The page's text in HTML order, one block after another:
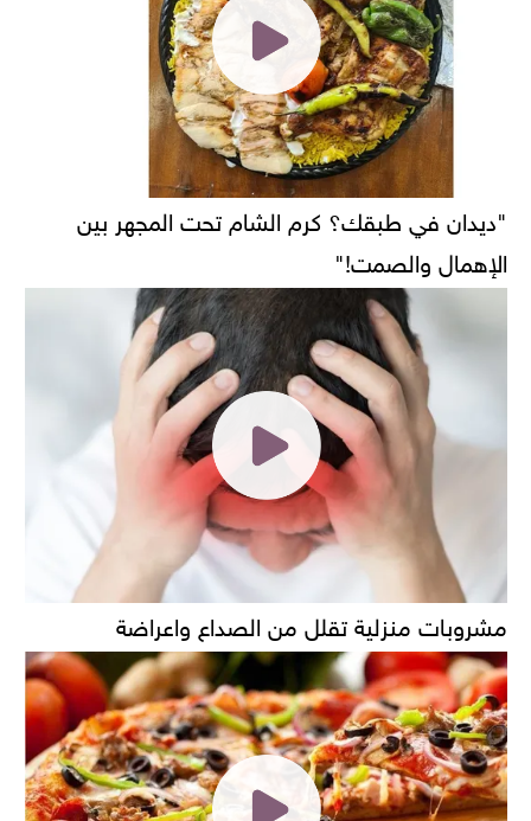
"ديدان في طبقك؟ كرم الشام تحت المجهر بين
الإهمال والصمت!"
مشروبات منزلية تقلل من الصداع واعراضة